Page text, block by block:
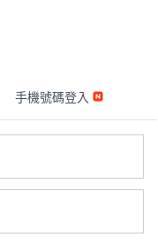
手機號碼登入